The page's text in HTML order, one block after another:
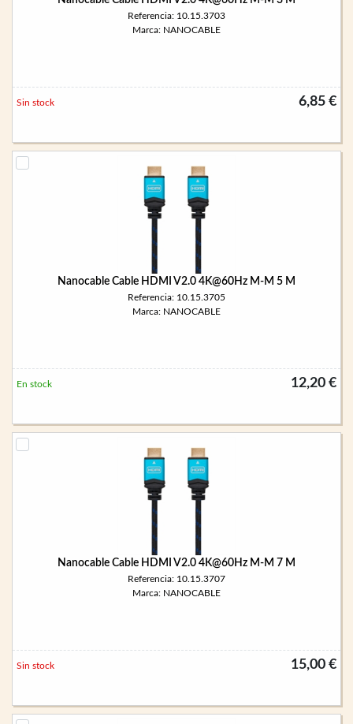
Referencia: 10.15.3703
Marca: NANOCABLE
6,85 €
Sin stock
Nanocable Cable HDMI V2.0 4K@60Hz M-M 5 M
Referencia: 10.15.3705
Marca: NANOCABLE
12,20 €
En stock
Nanocable Cable HDMI V2.0 4K@60Hz M-M 7 M
Referencia: 10.15.3707
Marca: NANOCABLE
15,00 €
Sin stock